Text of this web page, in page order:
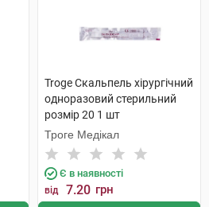
Troge Скальпель хірургічний
одноразовий стерильний
розмір 20 1 шт
Троге Медікал
Є в наявності
від 7.20 грн